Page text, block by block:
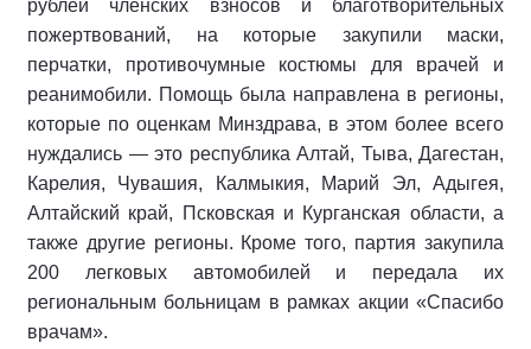
рублей членских взносов и благотворительных
пожертвований, на которые закупили маски,
перчатки, противочумные костюмы для врачей и
реанимобили. Помощь была направлена в регионы,
которые по оценкам Минздрава, в этом более всего
нуждались — это республика Алтай, Тыва, Дагестан,
Карелия, Чувашия, Калмыкия, Марий Эл, Адыгея,
Алтайский край, Псковская и Курганская области, а
также другие регионы. Кроме того, партия закупила
200 легковых автомобилей и передала их
региональным больницам в рамках акции «Спасибо
врачам».